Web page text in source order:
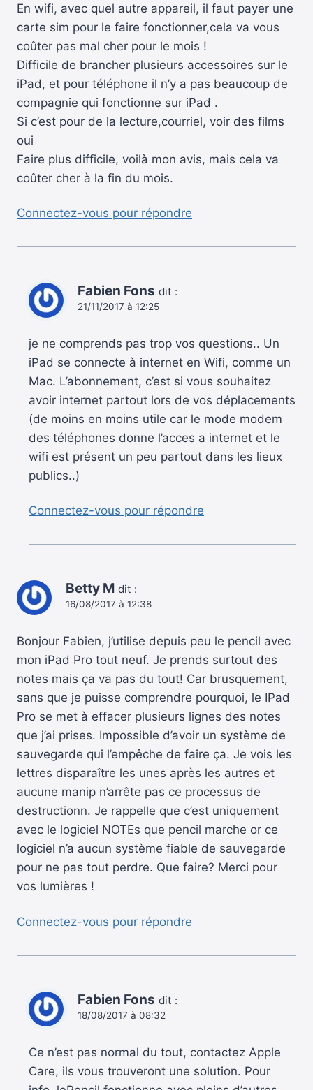
En wifi, avec quel autre appareil, il faut payer une
carte sim pour le faire fonctionner,cela va vous
coûter pas mal cher pour le mois !
Difficile de brancher plusieurs accessoires sur le
iPad, et pour téléphone il n’y a pas beaucoup de
compagnie qui fonctionne sur iPad .
Si c’est pour de la lecture,courriel, voir des films
oui
Faire plus difficile, voilà mon avis, mais cela va
coûter cher à la fin du mois.
Connectez-vous pour répondre
Fabien Fons dit :
21/11/2017 à 12:25
je ne comprends pas trop vos questions.. Un
iPad se connecte à internet en Wifi, comme un
Mac. L’abonnement, c’est si vous souhaitez
avoir internet partout lors de vos déplacements
(de moins en moins utile car le mode modem
des téléphones donne l’acces a internet et le
wifi est présent un peu partout dans les lieux
publics..)
Connectez-vous pour répondre
Betty M dit :
16/08/2017 à 12:38
Bonjour Fabien, j’utilise depuis peu le pencil avec
mon iPad Pro tout neuf. Je prends surtout des
notes mais ça va pas du tout! Car brusquement,
sans que je puisse comprendre pourquoi, le IPad
Pro se met à effacer plusieurs lignes des notes
que j’ai prises. Impossible d’avoir un système de
sauvegarde qui l’empêche de faire ça. Je vois les
lettres disparaître les unes après les autres et
aucune manip n’arrête pas ce processus de
destructionn. Je rappelle que c’est uniquement
avec le logiciel NOTEs que pencil marche or ce
logiciel n’a aucun système fiable de sauvegarde
pour ne pas tout perdre. Que faire? Merci pour
vos lumières !
Connectez-vous pour répondre
Fabien Fons dit :
18/08/2017 à 08:32
Ce n’est pas normal du tout, contactez Apple
Care, ils vous trouveront une solution. Pour